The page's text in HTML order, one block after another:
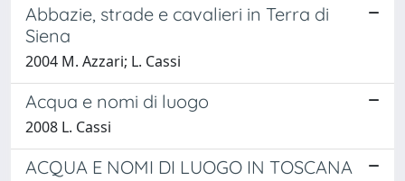
Abbazie, strade e cavalieri in Terra di
Siena
2004 M. Azzari; L. Cassi
Acqua e nomi di luogo
2008 L. Cassi
ACQUA E NOMI DI LUOGO IN TOSCANA